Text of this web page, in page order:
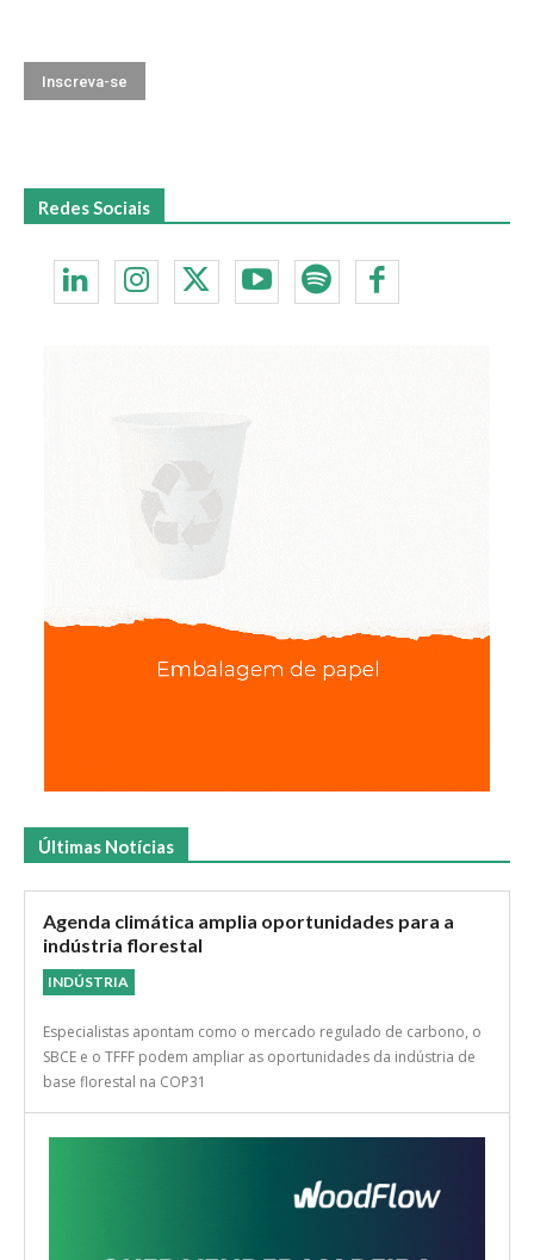
Redes Sociais
Últimas Notícias
Agenda climática amplia oportunidades para a
indústria florestal
INDÚSTRIA
Especialistas apontam como o mercado regulado de carbono, o
SBCE e o TFFF podem ampliar as oportunidades da indústria de
base florestal na COP31